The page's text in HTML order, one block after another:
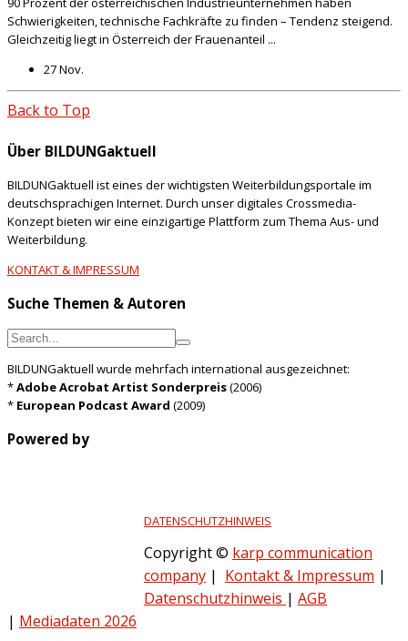
Schwierigkeiten, technische Fachkräfte zu finden – Tendenz steigend.
Gleichzeitig liegt in Österreich der Frauenanteil ...
27 Nov.
Back to Top
Über BILDUNGaktuell
BILDUNGaktuell ist eines der wichtigsten Weiterbildungsportale im
deutschsprachigen Internet. Durch unser digitales Crossmedia-
Konzept bieten wir eine einzigartige Plattform zum Thema Aus- und
Weiterbildung.
KONTAKT & IMPRESSUM
Suche Themen & Autoren
BILDUNGaktuell wurde mehrfach international ausgezeichnet:
*Adobe Acrobat Artist Sonderpreis(2006)
* European Podcast Award (2009)
Powered by
DATENSCHUTZHINWEIS
Copyright © karp communication
company | Kontakt & Impressum |
Datenschutzhinweis | AGB
| Mediadaten 2026